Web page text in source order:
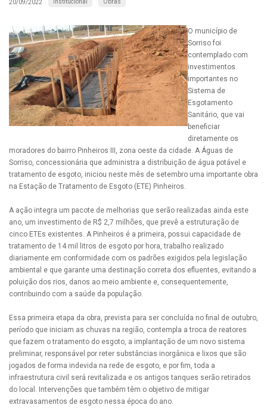
20/09/2022 Institucional Obras
O município de
Sorriso foi
contemplado com
investimentos
importantes no
Sistema de
Esgotamento
Sanitário, que vai
beneficiar
diretamente os
moradores do bairro Pinheiros III, zona oeste da cidade. A Águas de
Sorriso, concessionária que administra a distribuição de água potável e
tratamento de esgoto, iniciou neste mês de setembro uma importante obra
na Estação de Tratamento de Esgoto (ETE) Pinheiros.
A ação integra um pacote de melhorias que serão realizadas ainda este
ano, um investimento de R$ 2,7 milhões, que prevê a estruturação de
cinco ETEs existentes. A Pinheiros é a primeira, possui capacidade de
tratamento de 14 mil litros de esgoto por hora, trabalho realizado
diariamente em conformidade com os padrões exigidos pela legislação
ambiental e que garante uma destinação correta dos efluentes, evitando a
poluição dos rios, danos ao meio ambiente e, consequentemente,
contribuindo com a saúde da população.
Essa primeira etapa da obra, prevista para ser concluída no final de outubro,
período que iniciam as chuvas na região, contempla a troca de reatores
que fazem o tratamento do esgoto, a implantação de um novo sistema
preliminar, responsável por reter substâncias inorgânica e lixos que são
jogados de forma indevida na rede de esgoto, e por fim, toda a
infraestrutura civil será revitalizada e os antigos tanques serão retirados
do local. Intervenções que também têm o objetivo de mitigar
extravasamentos de esgoto nessa época do ano.